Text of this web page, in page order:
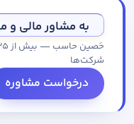
به مشاور مالی و
شرکت‌ها
درخواست مشاوره